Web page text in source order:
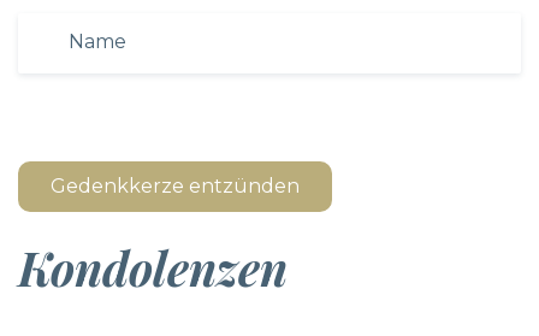
Gedenkkerze entzünden
Kondolenzen